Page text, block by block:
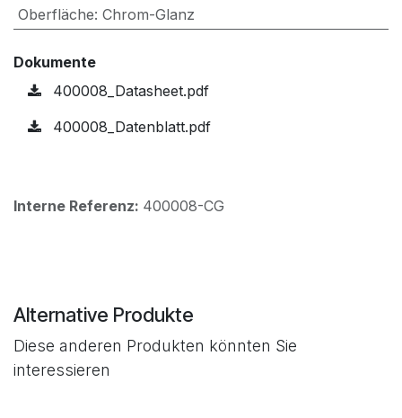
Oberfläche: Chrom-Glanz
Dokumente
400008_Datasheet.pdf
400008_Datenblatt.pdf
Interne Referenz: 400008-CG
Alternative Produkte
Diese anderen Produkten könnten Sie
interessieren